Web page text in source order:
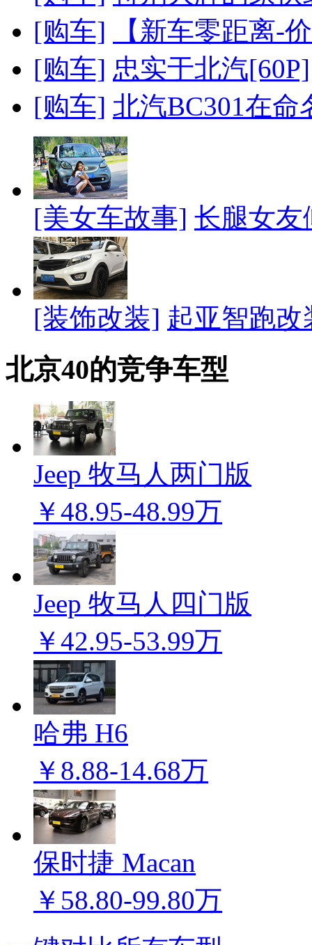
[购车]
【新车零距离-
[购车] 忠实于北汽[60P]
[购车] 北汽BC301在
[美女车故事] 长腿女友
[装饰改装] 起亚智跑
北京40的竞争车型
Jeep 牧马人两门版
￥48.95-48.99万
Jeep 牧马人四门版
￥42.95-53.99万
哈弗 H6
￥8.88-14.68万
保时捷 Macan
￥58.80-99.80万